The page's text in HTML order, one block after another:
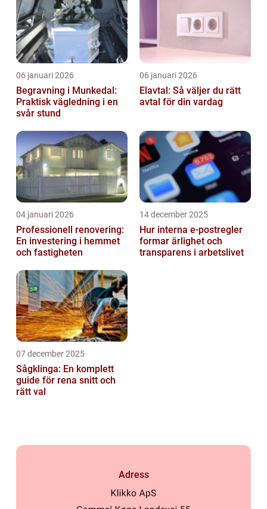
06 januari 2026
Begravning i Munkedal:
Praktisk vägledning i en
svår stund
06 januari 2026
Elavtal: Så väljer du rätt
avtal för din vardag
04 januari 2026
Professionell renovering:
En investering i hemmet
och fastigheten
14 december 2025
Hur interna e-postregler
formar ärlighet och
transparens i arbetslivet
07 december 2025
Sågklinga: En komplett
guide för rena snitt och
rätt val
Adress